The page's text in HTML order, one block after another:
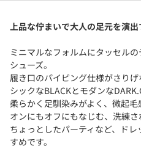
上品な佇まいで大人の足元を演
ミニマルなフォルムにタッセル
シューズ。
履き口のパイピング仕様がさりげ
シックなBLACKとモダンな
柔らかく足馴染みがよく、微起毛
オンにもオフにもなじむ、洗練さ
ちょっとしたパーティなど、ド
すめです。